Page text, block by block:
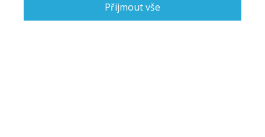
Přijmout vše